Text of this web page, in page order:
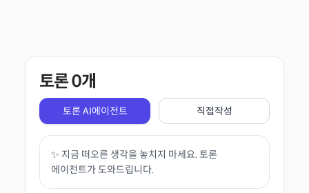
토론0개
토론 AI에이전트 직접작성
✨ 지금 떠오른 생각을 놓치지 마세요. 토론
에이전트가 도와드립니다.